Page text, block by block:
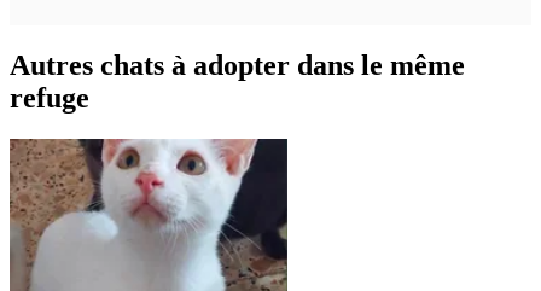
Autres chats à adopter dans le même
refuge